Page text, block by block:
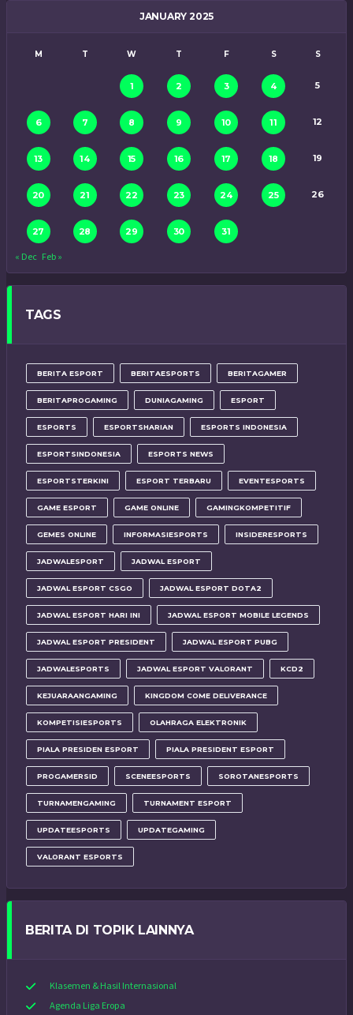
JANUARY 2025
M T W T F S S
1 2 3 4 5
6 7 8 9 10 11 12
13 14 15 16 17 18 19
20 21 22 23 24 25 26
27 28 29 30 31
« Dec Feb »
TAGS
BERITA ESPORT BERITAESPORTS BERITAGAMER
BERITAPROGAMING DUNIAGAMING ESPORT
ESPORTS ESPORTSHARIAN ESPORTS INDONESIA
ESPORTSINDONESIA ESPORTS NEWS
ESPORTSTERKINI ESPORT TERBARU EVENTESPORTS
GAME ESPORT GAME ONLINE GAMINGKOMPETITIF
GEMES ONLINE INFORMASIESPORTS INSIDERESPORTS
JADWALESPORT JADWAL ESPORT
JADWAL ESPORT CSGO JADWAL ESPORT DOTA2
JADWAL ESPORT HARI INI JADWAL ESPORT MOBILE LEGENDS
JADWAL ESPORT PRESIDENT JADWAL ESPORT PUBG
JADWALESPORTS JADWAL ESPORT VALORANT KCD2
KEJUARAANGAMING KINGDOM COME DELIVERANCE
KOMPETISIESPORTS OLAHRAGA ELEKTRONIK
PIALA PRESIDEN ESPORT PIALA PRESIDENT ESPORT
PROGAMERSID SCENEESPORTS SOROTANESPORTS
TURNAMENGAMING TURNAMENT ESPORT
UPDATEESPORTS UPDATEGAMING
VALORANT ESPORTS
BERITA DI TOPIK LAINNYA
Klasemen & Hasil Internasional
Agenda Liga Eropa